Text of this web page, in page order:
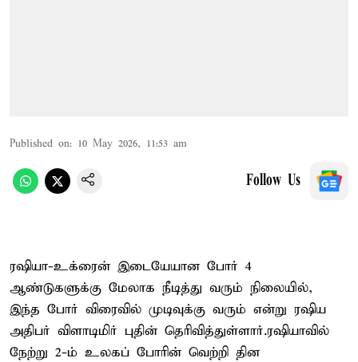
Published on: 10 May 2026, 11:53 am
Follow Us
ரஷியா-உக்ரைன் இடையேயான போர் 4
ஆண்டுகளுக்கு மேலாக நீடித்து வரும் நிலையில்,
இந்த போர் விரைவில் முடிவுக்கு வரும் என்று ரஷிய
அதிபர் விளாடிமிர் புதின் தெரிவித்துள்ளார்.ரஷியாவில்
நேற்று 2-ம் உலகப் போரின் வெற்றி தின